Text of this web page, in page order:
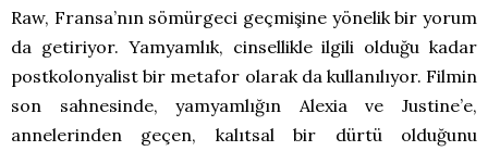
Raw, Fransa’nın sömürgeci geçmişine yönelik bir yorum
da getiriyor. Yamyamlık, cinsellikle ilgili olduğu kadar
postkolonyalist bir metafor olarak da kullanılıyor. Filmin
son sahnesinde, yamyamlığın Alexia ve Justine’e,
annelerinden geçen, kalıtsal bir dürtü olduğunu